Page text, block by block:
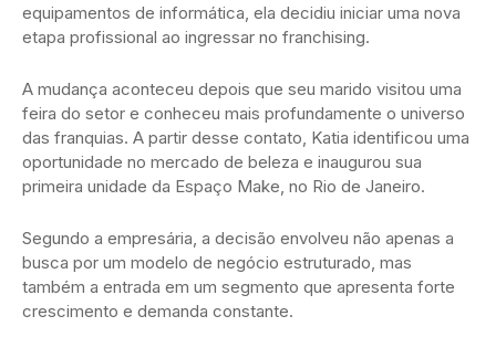
equipamentos de informática, ela decidiu iniciar uma nova
etapa profissional ao ingressar no franchising.
A mudança aconteceu depois que seu marido visitou uma
feira do setor e conheceu mais profundamente o universo
das franquias. A partir desse contato, Katia identificou uma
oportunidade no mercado de beleza e inaugurou sua
primeira unidade da Espaço Make, no Rio de Janeiro.
Segundo a empresária, a decisão envolveu não apenas a
busca por um modelo de negócio estruturado, mas
também a entrada em um segmento que apresenta forte
crescimento e demanda constante.